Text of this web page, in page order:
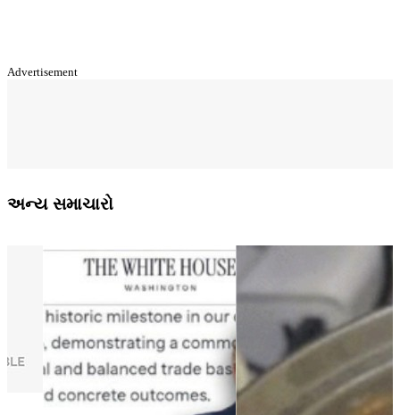
Advertisement
અન્ય સમાચારો